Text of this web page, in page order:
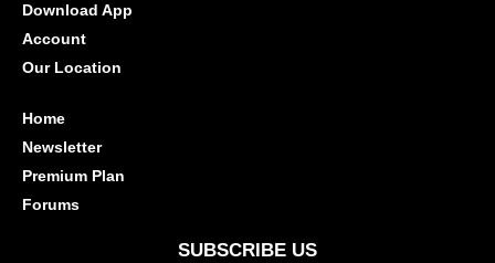
Download App
Account
Our Location
Home
Newsletter
Premium Plan
Forums
SUBSCRIBE US